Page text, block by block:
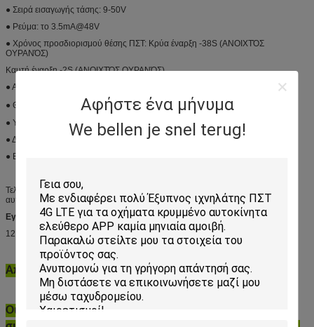
Αφήστε ένα μήνυμα
We bellen je snel terug!
● Σειρά εισαγωγής τάσης: 9-50V
● Ρεύμα: το 3.5mA@48V
● Χρόνος προσδιορισμού θέσης ΠΣΤ: Κρύα έναρξη -38S (ΑΝΟΙΧΤΌΣ
ΟΥΡΑΝΌΣ)
Καυτή έναρξη -2S (ΑΝΟΙΧΤΌΣ ΟΥΡΑΝΌΣ)
● Ακρίβεια προσδιορισμού θέσης ΠΣΤ: 10m (2DRMS)
● Θερμοκρασία: -20 ~ +70 ℃ ℃
● Υγρασία: 20% - 80% RH
● Διάσταση: 67 (L) mm*38.8 (W) mm*11.5 (Χ) χιλ.
● Βάρος: 31g
Τελική μηχανή ελεύθερο APP περικοπών ακολουθώντας συστημάτων ΠΣΤ
αυτοκινήτων ιχνηλατών ΠΣΤ μοτοσικλετών
Εγγύηση:
12 ΜΗΝΕΣ ΜΕΤΑ ΑΠΌ ΝΑ ΣΤΕΙΛΕΙ
Αποστολή και παράδοση:
Οι πελάτες αποφασίζουν πώς να στείλουν, αλλά